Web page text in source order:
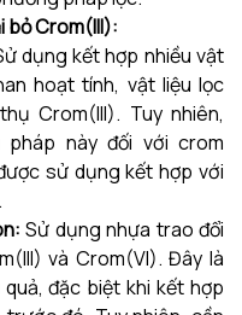
bỏ Crom(III):
dụng kết hợp nhiều vật
hoạt tính, vật liệu lọc
Crom(III). Tuy nhiên,
này đối với crom
sử dụng kết hợp với
Sử dụng nhựa trao đổi
và Crom(VI). Đây là
đặc biệt khi kết hợp